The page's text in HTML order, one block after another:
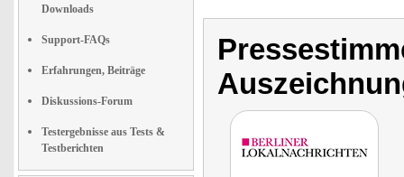
Downloads
Support-FAQs
Erfahrungen, Beiträge
Diskussions-Forum
Testergebnisse aus Tests &
Testberichten